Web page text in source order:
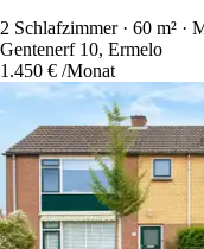
2 Schlafzimmer · 60 m² ·
Gentenerf 10, Ermelo
1.450 € /Monat